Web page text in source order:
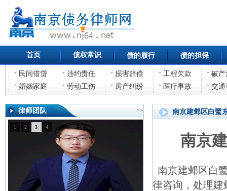
首页 债权常识 债的履行 债的担保
民间借贷 违约责任 损害赔偿 工程欠款
破产
婚姻家庭
劳动工伤 房产纠纷 医疗事故 交通
律师团队 >>
1 2 3 4
南京建邺区白鹭
南京
南京建邺区白
律咨询，处理建